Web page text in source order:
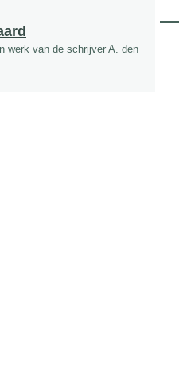
werk van de schrijver A. den